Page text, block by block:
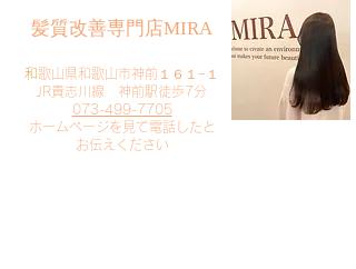
​髪質改善専門店MIRA
​和歌山県和歌山市神前１６１−１
JR貴志川線 神前駅徒歩7分
073-499-7705
​ホームページを見て電話したと
お伝えください